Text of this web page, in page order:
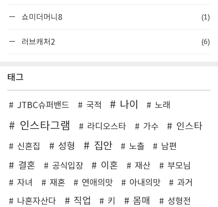
쇼미더머니8 (1)
러브캐처2 (6)
태그
JTBC슈퍼밴드 국적 나이 노래
인스타그램 라디오스타 가수 인스타
신혼집 성형 집안 노출 남편
결혼 공식입장 이혼 재산
부모님
자녀
재혼 연애의맛 아내의맛
과거
나혼자산다
직업 키 몸매
성형전